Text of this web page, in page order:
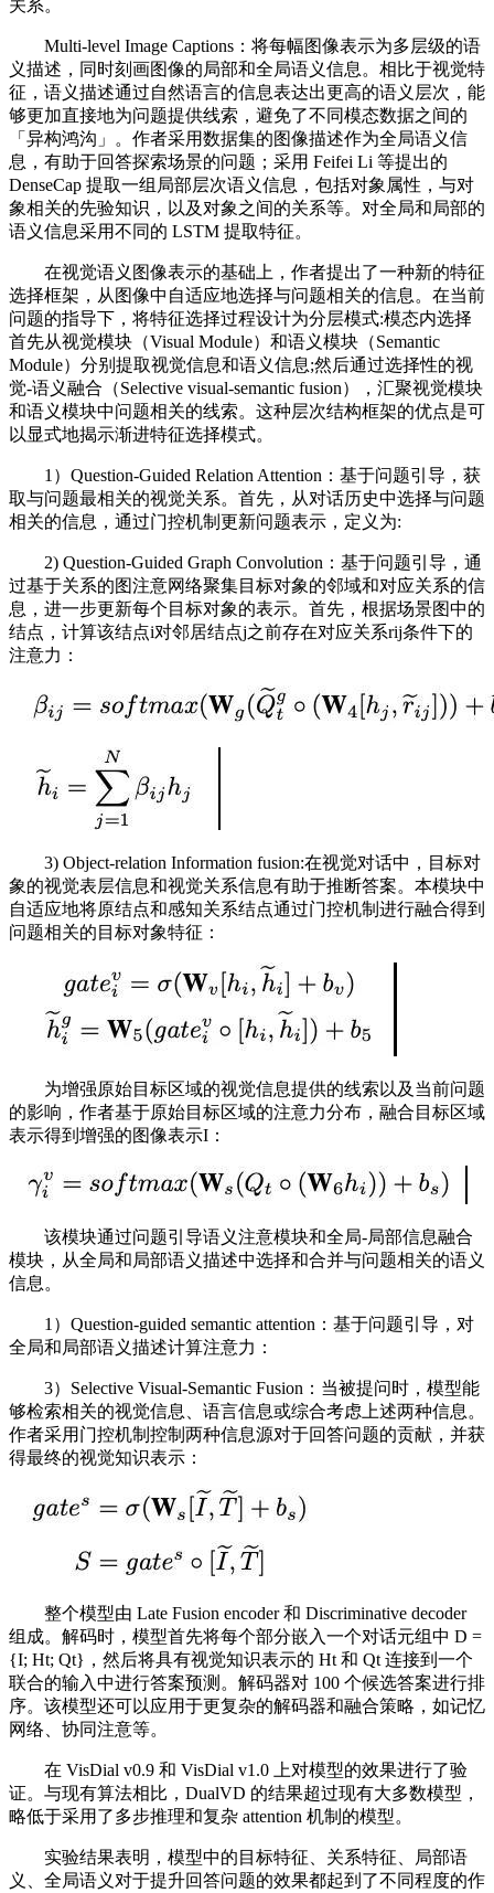
关系。
Multi-level Image Captions：将每幅图像表示为多层级的语
义描述，同时刻画图像的局部和全局语义信息。相比于视觉特
征，语义描述通过自然语言的信息表达出更高的语义层次，能
够更加直接地为问题提供线索，避免了不同模态数据之间的
「异构鸿沟」。作者采用数据集的图像描述作为全局语义信
息，有助于回答探索场景的问题；采用 Feifei Li 等提出的
DenseCap 提取一组局部层次语义信息，包括对象属性，与对
象相关的先验知识，以及对象之间的关系等。对全局和局部的
语义信息采用不同的 LSTM 提取特征。
在视觉语义图像表示的基础上，作者提出了一种新的特征
选择框架，从图像中自适应地选择与问题相关的信息。在当前
问题的指导下，将特征选择过程设计为分层模式:模态内选择
首先从视觉模块（Visual Module）和语义模块（Semantic
Module）分别提取视觉信息和语义信息;然后通过选择性的视
觉-语义融合（Selective visual-semantic fusion），汇聚视觉模块
和语义模块中问题相关的线索。这种层次结构框架的优点是可
以显式地揭示渐进特征选择模式。
1）Question-Guided Relation Attention：基于问题引导，获
取与问题最相关的视觉关系。首先，从对话历史中选择与问题
相关的信息，通过门控机制更新问题表示，定义为:
2) Question-Guided Graph Convolution：基于问题引导，通
过基于关系的图注意网络聚集目标对象的邻域和对应关系的信
息，进一步更新每个目标对象的表示。首先，根据场景图中的
结点，计算该结点i对邻居结点j之前存在对应关系rij条件下的
注意力：
3) Object-relation Information fusion:在视觉对话中，目标对
象的视觉表层信息和视觉关系信息有助于推断答案。本模块中
自适应地将原结点和感知关系结点通过门控机制进行融合得到
问题相关的目标对象特征：
为增强原始目标区域的视觉信息提供的线索以及当前问题
的影响，作者基于原始目标区域的注意力分布，融合目标区域
表示得到增强的图像表示I：
该模块通过问题引导语义注意模块和全局-局部信息融合
模块，从全局和局部语义描述中选择和合并与问题相关的语义
信息。
1）Question-guided semantic attention：基于问题引导，对
全局和局部语义描述计算注意力：
3）Selective Visual-Semantic Fusion：当被提问时，模型能
够检索相关的视觉信息、语言信息或综合考虑上述两种信息。
作者采用门控机制控制两种信息源对于回答问题的贡献，并获
得最终的视觉知识表示：
整个模型由 Late Fusion encoder 和 Discriminative decoder
组成。解码时，模型首先将每个部分嵌入一个对话元组中 D =
{I; Ht; Qt}，然后将具有视觉知识表示的 Ht 和 Qt 连接到一个
联合的输入中进行答案预测。解码器对 100 个候选答案进行排
序。该模型还可以应用于更复杂的解码器和融合策略，如记忆
网络、协同注意等。
在 VisDial v0.9 和 VisDial v1.0 上对模型的效果进行了验
证。与现有算法相比，DualVD 的结果超过现有大多数模型，
略低于采用了多步推理和复杂 attention 机制的模型。
实验结果表明，模型中的目标特征、关系特征、局部语
义、全局语义对于提升回答问题的效果都起到了不同程度的作